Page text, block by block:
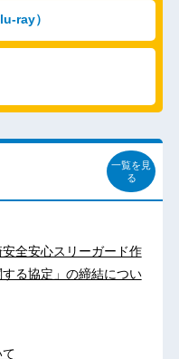
ray）
一覧を見
る
全安心スリーガード作
る協定」の締結につい
て